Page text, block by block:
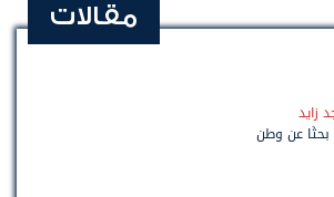
مقالات
زايد
بحثًا عن وطن